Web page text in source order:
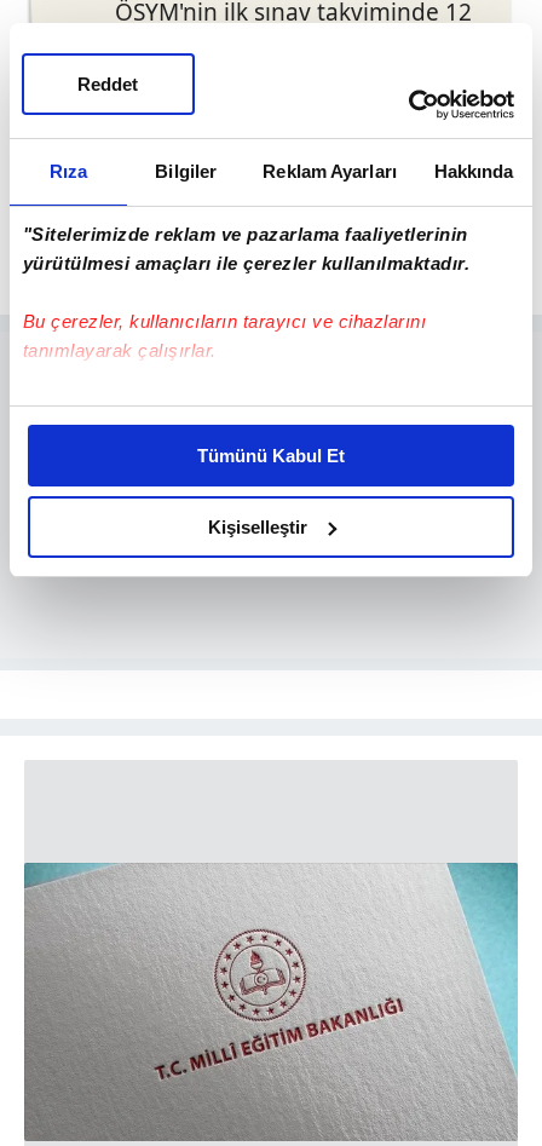
Rıza Bilgiler Reklam Ayarları Hakkında
"Sitelerimizde reklam ve pazarlama faaliyetlerinin
yürütülmesi amaçları ile çerezler kullanılmaktadır.
Bu çerezler, kullanıcıların tarayıcı ve cihazlarını
tanımlayarak çalışırlar.
Bu çerezlere izin vermeniz halinde sizlere özel
daha iyi reklam deneyimi yaşatabiliriz. Bunu yaparken
amacımızın size daha iyi bir reklam deneyimi sunmak
olduğunu ve sizlere en iyi içerikleri sunabilmek adına
elimizden gelen çabayı gösterdiğimizi ve bu noktada,
reklamların maliyetlerimizi karşılamak noktasında tek gelir
verileriniz işlenmekte olup gerekli olan çerezler bilgi
toplumu hizmetlerinin sunulması amacıyla
kullanılmaktadır. Diğer çerezler, sitemizin daha işlevsel
kılınması ve kişiselleştirilmesi ve sizlere yönelik
reklam/pazarlama faaliyetlerinin yapılması, amaçlarıyla
sınırlı olarak açık rızanız dahilinde kullanılacaktır.
Çerezlere ilişkin tercihlerinizi aşağıda yer alan panel
vasıtasıyla belirleyebilirsiniz. Çerezlere ilişkin detaylı bilgi
için Ayarlar butonuna tıklayabilir,
Çerez Bilgilendirme
Tümünü Kabul Et
Kişiselleştir
Reddet
ÖSYM'nin ilk sınav takviminde 12
Temmuz 2026 Pazar günü
yapılacağı açıklanan 2026 MEB-AGS,
AGS ve ÖABT oturumlarıyla birlikte
26 Temmuz 2026 Pazar günü